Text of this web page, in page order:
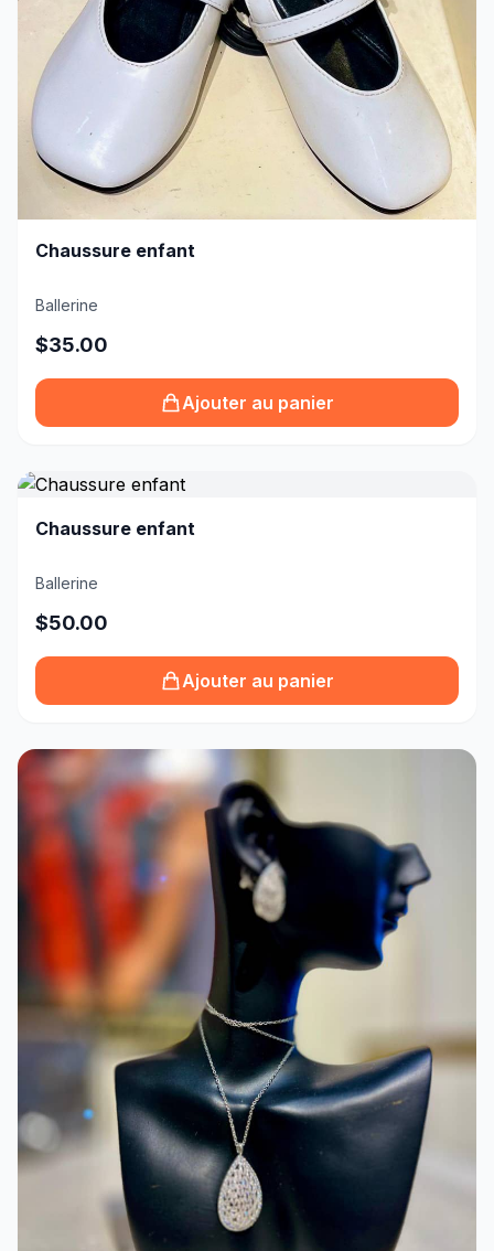
Chaussure enfant
Ballerine
$35.00
Ajouter au panier
Chaussure enfant
Ballerine
$50.00
Ajouter au panier